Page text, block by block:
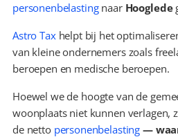
personenbelasting naar Hooglede
Astro Tax helpt bij het
van kleine ondernemers zoals
beroepen en medische beroepen.
Hoewel we de hoogte van de
woonplaats niet kunnen verlagen,
de netto personenbelasting —